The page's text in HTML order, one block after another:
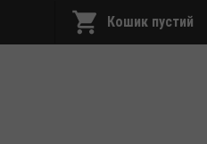
Кошик пустий